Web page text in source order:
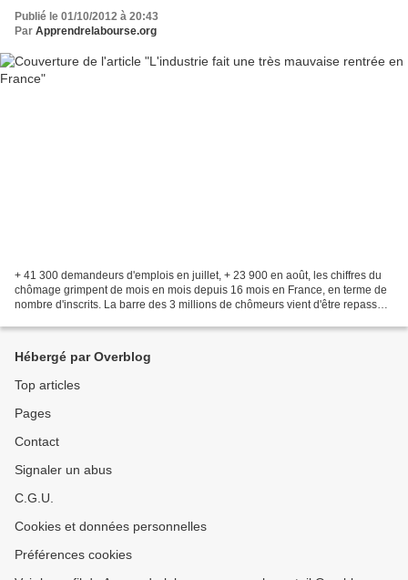
Publié le 01/10/2012 à 20:43
Par Apprendrelabourse.org
+ 41 300 demandeurs d'emplois en juillet, + 23 900 en août, les chiffres du
chômage grimpent de mois en mois depuis 16 mois en France, en terme de
nombre d'inscrits. La barre des 3 millions de chômeurs vient d'être repassée
Hébergé par Overblog
Top articles
Pages
Contact
Signaler un abus
C.G.U.
Cookies et données personnelles
Préférences cookies